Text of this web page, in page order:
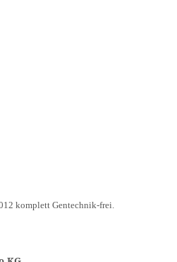
komplett Gentechnik-frei.